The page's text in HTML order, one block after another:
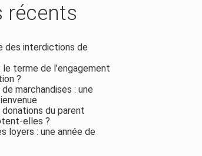
récents
des interdictions de
terme de l’engagement
?
marchandises : une
du parent
elles ?
loyers : une année de